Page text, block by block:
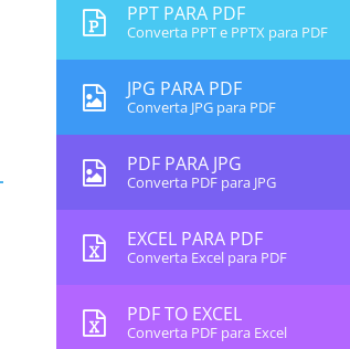
PPT PARA PDF
Converta PPT e PPTX para PDF
JPG PARA PDF
Converta JPG para PDF
PDF PARA JPG
Converta PDF para JPG
EXCEL PARA PDF
Converta Excel para PDF
PDF TO EXCEL
Converta PDF para Excel